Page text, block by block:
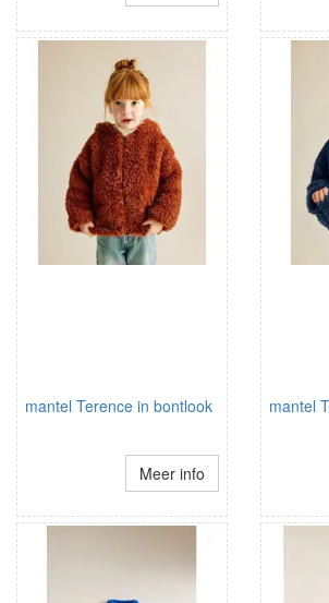
mantel Terence in bontlook
Meer info
mantel